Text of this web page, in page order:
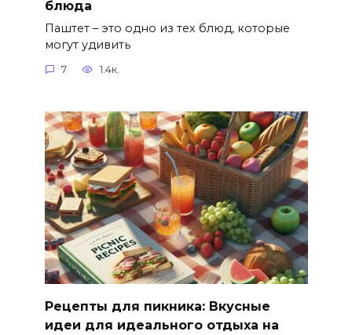
блюда
Паштет – это одно из тех блюд, которые
могут удивить
7 1.4к.
Рецепты для пикника: Вкусные
идеи для идеального отдыха на